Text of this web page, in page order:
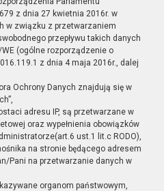
z dnia 27 kwietnia 2016r. w
w związku z przetwarzaniem
przepływu takich danych
(ogólne rozporządzenie o
z dnia 4 maja 2016r., dalej
Ochrony Danych znajdują się w
adresu IP, są przetwarzane w
oraz wypełnienia obowiązków
ust.1 lit.c RODO),
na stronie będącego adresem
Pani na przetwarzanie danych w
organom państwowym,